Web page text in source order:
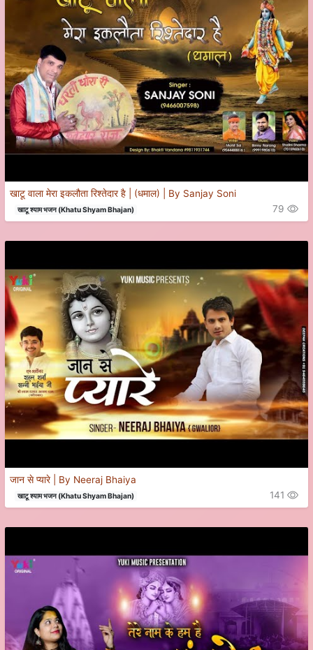
खाटू वाला मेरा इकलौता रिश्तेदार है | (धमाल) | By Sanjay Soni
खाटू श्याम भजन (Khatu Shyam Bhajan) 79
जान से प्यारे | By Neeraj Bhaiya
खाटू श्याम भजन (Khatu Shyam Bhajan) 141